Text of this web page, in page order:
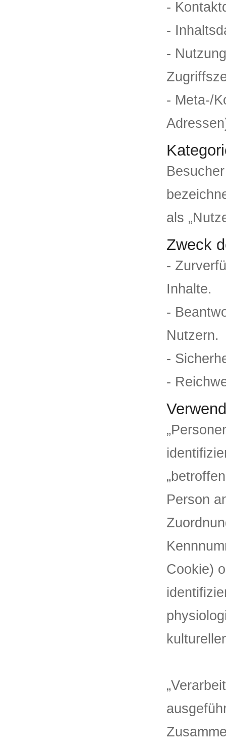
-
-
-
- Meta-/
als
Zweck
-
Inhalte.
-
Nutzern.
-
-
Person
Cookie)